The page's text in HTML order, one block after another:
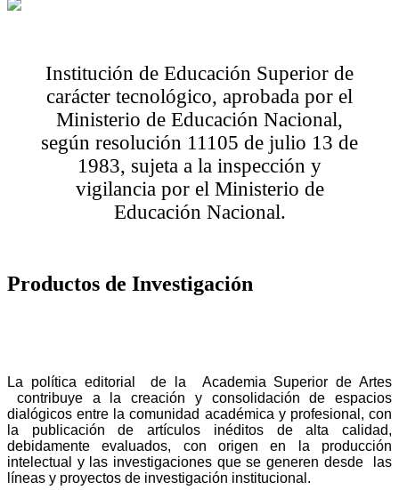
Institución de Educación Superior de
carácter tecnológico, aprobada por el
Ministerio de Educación Nacional,
según resolución 11105 de julio 13 de
1983, sujeta a la inspección y
vigilancia por el Ministerio de
Educación Nacional.
Productos de Investigación
La política editorial de la Academia Superior de Artes
contribuye a la creación y consolidación de espacios
dialógicos entre la comunidad académica y profesional, con
la publicación de artículos inéditos de alta calidad,
debidamente evaluados, con origen en la producción
intelectual y las investigaciones que se generen desde las
líneas y proyectos de investigación institucional.